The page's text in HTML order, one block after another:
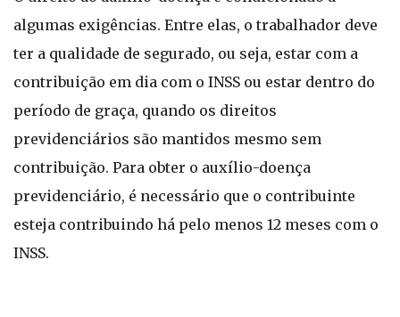
algumas exigências. Entre elas, o trabalhador deve
ter a qualidade de segurado, ou seja, estar com a
contribuição em dia com o INSS ou estar dentro do
período de graça, quando os direitos
previdenciários são mantidos mesmo sem
contribuição. Para obter o auxílio-doença
previdenciário, é necessário que o contribuinte
esteja contribuindo há pelo menos 12 meses com o
INSS.